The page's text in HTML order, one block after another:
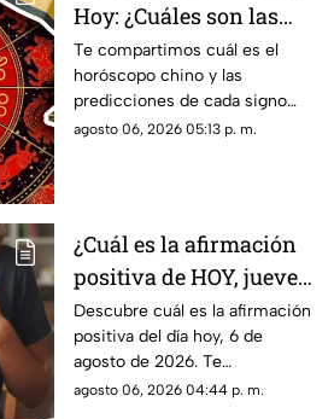
Hoy: ¿Cuáles son las
predicciones para este
jueves 6 de agosto de
2026?
Te compartimos cuál es el
horóscopo chino y las
predicciones de cada signo
para el día de hoy, jueves 6 de
agosto 06, 2026 05:13 p. m.
¿Cuál es la afirmación
positiva de HOY, jueves
6 de agosto de 2026?
Repite estas palabras y
llena tu día de energía
Descubre cuál es la afirmación
positiva del día hoy, 6 de
agosto de 2026. Te
compartimos un mensaje
agosto 06, 2026 04:44 p. m.